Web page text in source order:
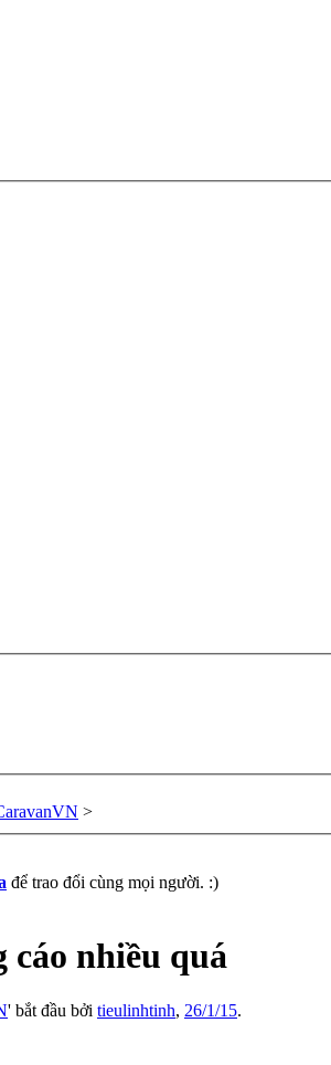
>
để trao đổi cùng mọi người. :)
cáo nhiều quá
' bắt đầu bởi tieulinhtinh, 26/1/15.